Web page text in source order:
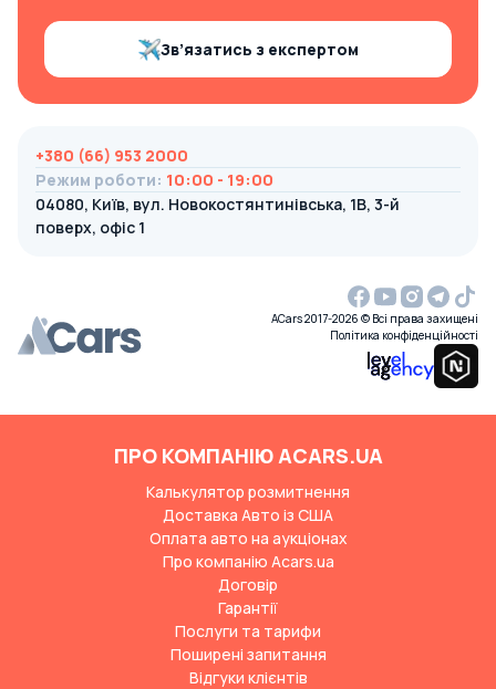
Зв’язатись з експертом
+380 (66) 953 2000
Режим роботи: 10:00 - 19:00
04080, Київ, вул. Новокостянтинівська, 1В, 3-й
поверх, офіс 1
ACars 2017-2026 © Всі права захищені
Політика конфіденційності
ПРО КОМПАНІЮ ACARS.UA
Калькулятор розмитнення
Доставка Авто із США
Оплата авто на аукціонах
Про компанію Acars.ua
Договір
Гарантії
Послуги та тарифи
Поширені запитання
Відгуки клієнтів